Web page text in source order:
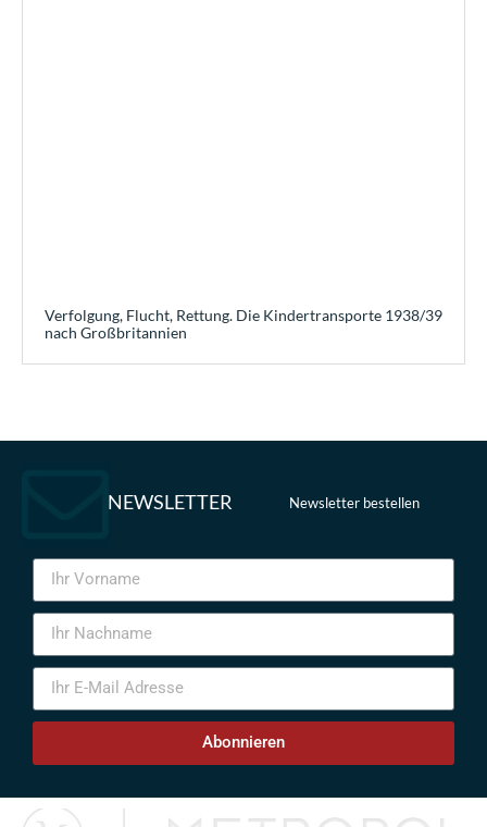
Verfolgung, Flucht, Rettung. Die Kindertransporte 1938/39
nach Großbritannien
NEWSLETTER Newsletter bestellen
Abonnieren